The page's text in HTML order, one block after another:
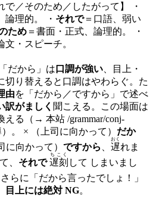
で／そのため／したがって】 ・
論理的。 ・ それで＝口語、弱い
ため ＝書面・正式、論理的。 ・
文・スピーチ。
だから」は 口調が強い 、目上・
切り替えると口調はやわらぐ。た
由を「だから／ですから」で述べ
訳がましく 聞こえる。この場面は
える（→ 本站 /grammar/conj-
。 × （上司に向かって） だか
に向かって） ですから 遅
おく
れま
、 それで 遅刻
ちこく
して しまいまし
らに「だから言ったでしょ！」
目上には絶対 NG。